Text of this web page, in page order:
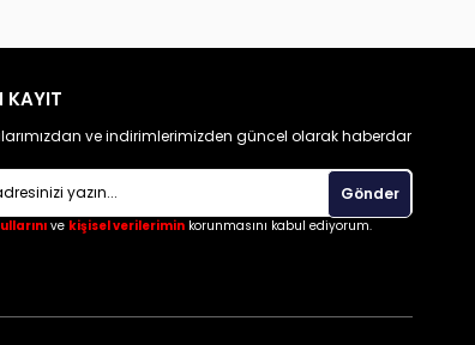
KAYIT
ve indirimlerimizden güncel olarak haberdar
Gönder
ve kişisel verileriminkorunmasını kabul ediyorum.